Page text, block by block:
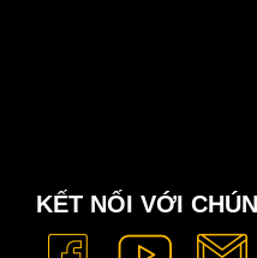
KẾT NỐI VỚI